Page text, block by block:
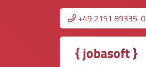
+49 2151 89335-0
{jobasoft}